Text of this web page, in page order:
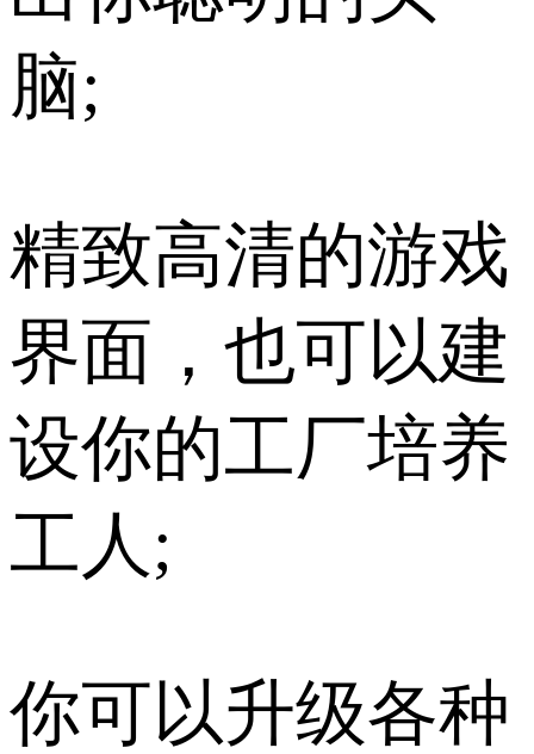
脑;
精致高清的游戏
界面，也可以建
设你的工厂培养
工人;
你可以升级各种